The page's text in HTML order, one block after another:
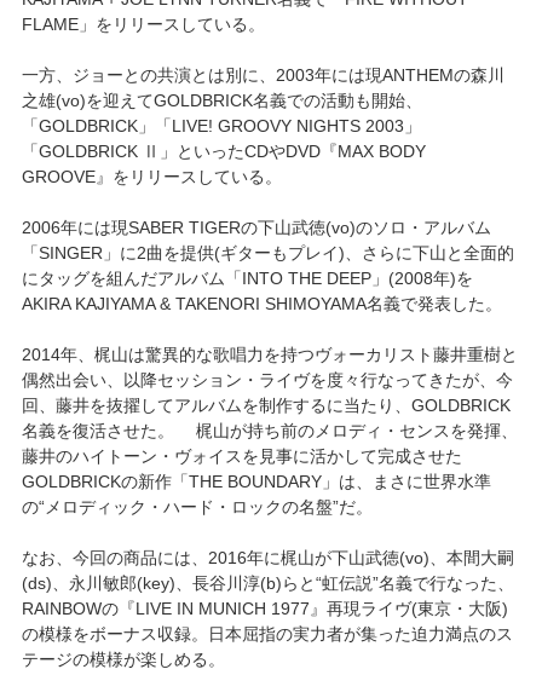
FLAME」をリリースしている。
一方、ジョーとの共演とは別に、2003年には現ANTHEMの森川
之雄(vo)を迎えてGOLDBRICK名義での活動も開始、
「GOLDBRICK」「LIVE! GROOVY NIGHTS 2003」
「GOLDBRICK Ⅱ」といったCDやDVD『MAX BODY
GROOVE』をリリースしている。
2006年には現SABER TIGERの下山武徳(vo)のソロ・アルバム
「SINGER」に2曲を提供(ギターもプレイ)、さらに下山と全面的
にタッグを組んだアルバム「INTO THE DEEP」(2008年)を
AKIRA KAJIYAMA & TAKENORI SHIMOYAMA名義で発表した。
2014年、梶山は驚異的な歌唱力を持つヴォーカリスト藤井重樹と
偶然出会い、以降セッション・ライヴを度々行なってきたが、今
回、藤井を抜擢してアルバムを制作するに当たり、GOLDBRICK
名義を復活させた。 梶山が持ち前のメロディ・センスを発揮、
藤井のハイトーン・ヴォイスを見事に活かして完成させた
GOLDBRICKの新作「THE BOUNDARY」は、まさに世界水準
の“メロディック・ハード・ロックの名盤”だ。
なお、今回の商品には、2016年に梶山が下山武徳(vo)、本間大嗣
(ds)、永川敏郎(key)、長谷川淳(b)らと“虹伝説”名義で行なった、
RAINBOWの『LIVE IN MUNICH 1977』再現ライヴ(東京・大阪)
の模様をボーナス収録。日本屈指の実力者が集った迫力満点のス
テージの模様が楽しめる。